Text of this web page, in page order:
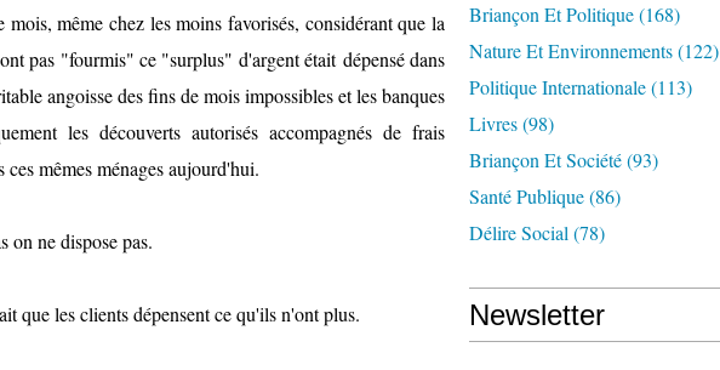
même chez les moins favorisés, considérant que la
pas "fourmis" ce "surplus" d'argent était dépensé dans
angoisse des fins de mois impossibles et les banques
les découverts autorisés accompagnés de frais
mêmes ménages aujourd'hui.
on ne dispose pas.
que les clients dépensent ce qu'ils n'ont plus.
Briançon Et Politique(168)
Nature Et Environnements(122)
Politique Internationale(113)
Livres(98)
Briançon Et Société(93)
Santé Publique(86)
Délire Social (78)
Newsletter